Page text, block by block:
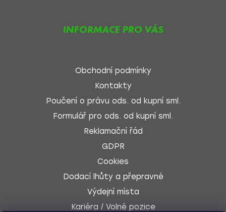
INFORMACE PRO VÁS
Obchodní podmínky
Kontakty
Poučení o právu ods. od kupní sml.
Formulář pro ods. od kupní sml.
Reklamační řád
GDPR
Cookies
Dodací lhůty a přepravné
Výdejní místa
Kariéra / Volné pozice